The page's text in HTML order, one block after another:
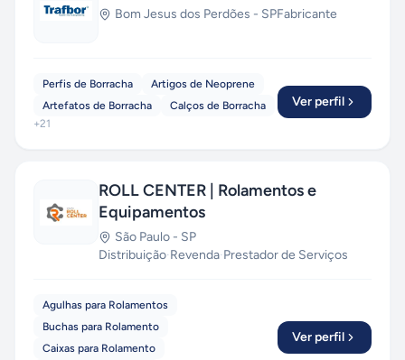
Bom Jesus dos Perdões - SPFabricante
Perfis de Borracha
Artigos de Neoprene
Artefatos de Borracha
Calços de Borracha
+21
Ver perfil
ROLL CENTER | Rolamentos e
Equipamentos
São Paulo - SP
Distribuição·Revenda·Prestador de Serviços
Agulhas para Rolamentos
Buchas para Rolamento
Caixas para Rolamento
Ver perfil